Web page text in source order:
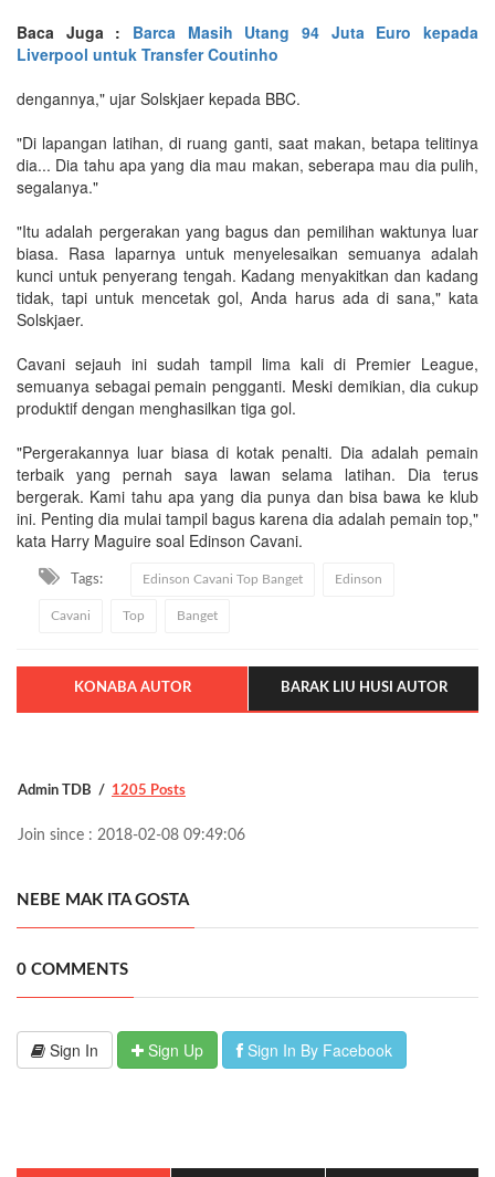
Baca Juga : Barca Masih Utang 94 Juta Euro kepada
Liverpool untuk Transfer Coutinho
dengannya," ujar Solskjaer kepada BBC.
"Di lapangan latihan, di ruang ganti, saat makan, betapa telitinya
dia... Dia tahu apa yang dia mau makan, seberapa mau dia pulih,
segalanya."
"Itu adalah pergerakan yang bagus dan pemilihan waktunya luar
biasa. Rasa laparnya untuk menyelesaikan semuanya adalah
kunci untuk penyerang tengah. Kadang menyakitkan dan kadang
tidak, tapi untuk mencetak gol, Anda harus ada di sana," kata
Solskjaer.
Cavani sejauh ini sudah tampil lima kali di Premier League,
semuanya sebagai pemain pengganti. Meski demikian, dia cukup
produktif dengan menghasilkan tiga gol.
"Pergerakannya luar biasa di kotak penalti. Dia adalah pemain
terbaik yang pernah saya lawan selama latihan. Dia terus
bergerak. Kami tahu apa yang dia punya dan bisa bawa ke klub
ini. Penting dia mulai tampil bagus karena dia adalah pemain top,"
kata Harry Maguire soal Edinson Cavani.
Tags: Edinson Cavani Top Banget Edinson
Cavani Top Banget
KONABA AUTOR BARAK LIU HUSI AUTOR
Admin TDB 1205 Posts
Join since : 2018-02-08 09:49:06
NEBE MAK ITA GOSTA
0 COMMENTS
Sign In Sign Up Sign In By Facebook